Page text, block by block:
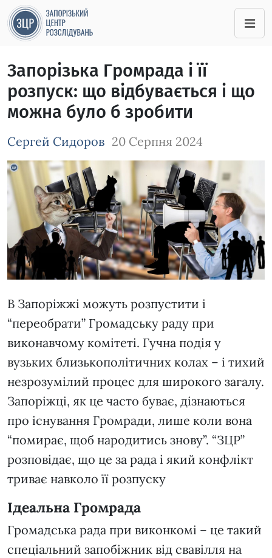
Запорізька Громрада і її
розпуск: що відбувається і що
можна було б зробити
Сергей Сидоров 20 Серпня 2024
Зображення завантажується
В Запоріжжі можуть розпустити і
“переобрати” Громадську раду при
виконавчому комітеті. Гучна подія у
вузьких близькополітичних колах – і тихий
незрозумілий процес для широкого загалу.
Запоріжці, як це часто буває, дізнаються
про існування Громради, лише коли вона
“помирає, щоб народитись знову”. “ЗЦР”
розповідає, що це за рада і який конфлікт
триває навколо її розпуску
Ідеальна Громрада
Громадська рада при виконкомі – це такий
спеціальний запобіжник від свавілля на